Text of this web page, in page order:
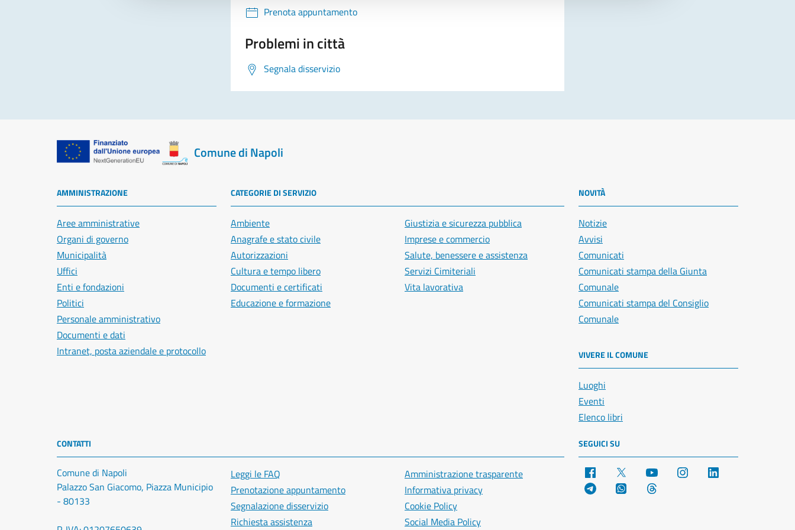
Prenota appuntamento
Problemi in città
Segnala disservizio
Comune di Napoli
AMMINISTRAZIONE
Aree amministrative
Organi di governo
Municipalità
Uffici
Enti e fondazioni
Politici
Personale amministrativo
Documenti e dati
Intranet, posta aziendale e protocollo
CATEGORIE DI SERVIZIO
Ambiente
Anagrafe e stato civile
Autorizzazioni
Cultura e tempo libero
Documenti e certificati
Educazione e formazione
Giustizia e sicurezza pubblica
Imprese e commercio
Salute, benessere e assistenza
Servizi Cimiteriali
Vita lavorativa
NOVITÀ
Notizie
Avvisi
Comunicati
Comunicati stampa della Giunta
Comunale
Comunicati stampa del Consiglio
Comunale
VIVERE IL COMUNE
Luoghi
Eventi
Elenco libri
CONTATTI
Comune di Napoli
Palazzo San Giacomo, Piazza Municipio
- 80133
Leggi le FAQ
Prenotazione appuntamento
Segnalazione disservizio
Richiesta assistenza
Amministrazione trasparente
Informativa privacy
Cookie Policy
Social Media Policy
SEGUICI SU
Facebook YouTube Instagram
Telegram WhatsApp